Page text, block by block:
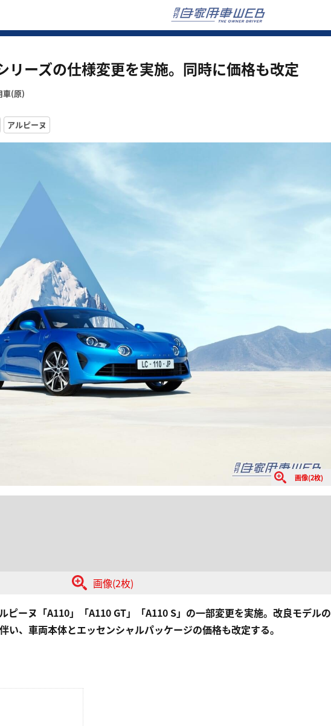
リーズの仕様変更を実施。同時に価格も改定
車(原)
アルピーヌ
画像(2枚)
画像(2枚)
ピーヌ「A110」「A110 GT」「A110 S」の一部変更を実施。改良モデルの
い、車両本体とエッセンシャルパッケージの価格も改定する。